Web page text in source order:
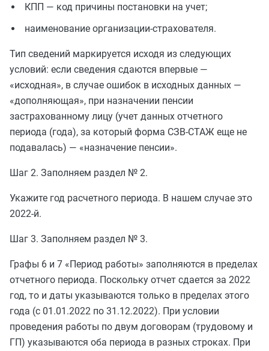
КПП — код причины постановки на учет;
наименование организации-страхователя.
Тип сведений маркируется исходя из следующих
условий: если сведения сдаются впервые —
«исходная», в случае ошибок в исходных данных —
«дополняющая», при назначении пенсии
застрахованному лицу (учет данных отчетного
периода (года), за который форма СЗВ-СТАЖ еще не
подавалась) — «назначение пенсии».
Шаг 2. Заполняем раздел № 2.
Укажите год расчетного периода. В нашем случае это
2022-й.
Шаг 3. Заполняем раздел № 3.
Графы 6 и 7 «Период работы» заполняются в пределах
отчетного периода. Поскольку отчет сдается за 2022
год, то и даты указываются только в пределах этого
года (c 01.01.2022 по 31.12.2022). При условии
проведения работы по двум договорам (трудовому и
ГП) указываются оба периода в разных строках. При